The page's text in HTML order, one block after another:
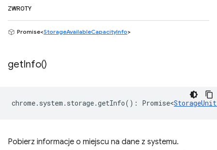
ZWROTY
Promise<StorageAvailableCapacityInfo>
getInfo()
chrome. system . storage.getInfo() : Promise<
Pobierz informacje o miejscu na dane z systemu.